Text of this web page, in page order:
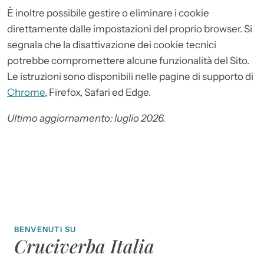
È inoltre possibile gestire o eliminare i cookie
direttamente dalle impostazioni del proprio browser. Si
segnala che la disattivazione dei cookie tecnici
potrebbe compromettere alcune funzionalità del Sito.
Le istruzioni sono disponibili nelle pagine di supporto di
Chrome, Firefox, Safari ed Edge.
Ultimo aggiornamento: luglio 2026.
BENVENUTI SU
Cruciverba Italia